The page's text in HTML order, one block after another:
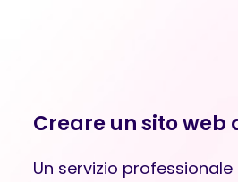
Creare un sito web
Un servizio professionale